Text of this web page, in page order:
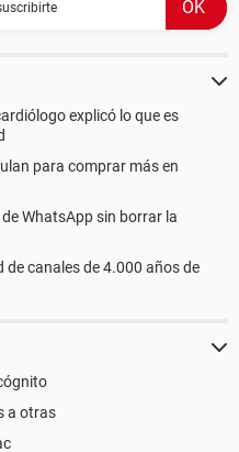
explicó lo que es
para comprar más en
WhatsApp sin borrar la
canales de 4.000 años de
a otras